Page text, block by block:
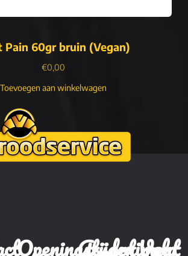
Pain 60gr bruin (Vegan)
€0,00
Toevoegen aan winkelwagen
Openingstijden
Assortiment
Volg